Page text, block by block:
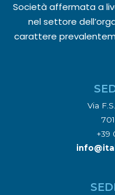
Società affermata a
nel settore
carattere
Via
+39